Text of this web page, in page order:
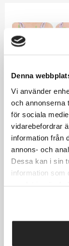
Denna
Vi använder
och annonserna
för sociala
vidarebefordrar
information från
annons- och
Dessa kan i sin
information som
Klänning
3.595,00
Välj